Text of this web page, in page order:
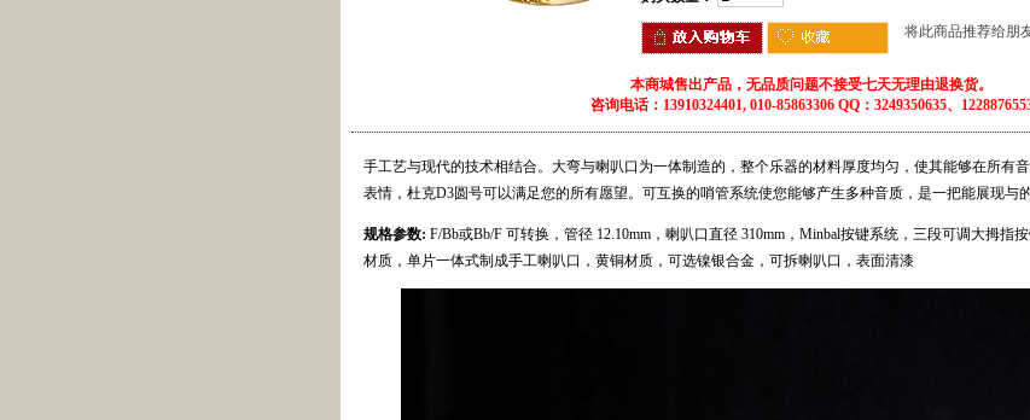
将此商品推荐给朋
本商城售出产品，无品质问题不接受七天无理由退换货。
咨询电话：13910324401, 010-85863306 QQ：3249350635、
手工艺与现代的技术相结合。大弯与喇叭口为一体制造的，整个乐器的材料厚度均匀，使其能够在所有
表情，杜克D3圆号可以满足您的所有愿望。可互换的哨管系统使您能够产生多种音质，是一把能展现与
规格参数: F/Bb或Bb/F 可转换，管径 12.10mm，喇叭口直径 310mm，Minbal按键系统，三段可调大拇指
材质，单片一体式制成手工喇叭口，黄铜材质，可选镍银合金，可拆喇叭口，表面清漆